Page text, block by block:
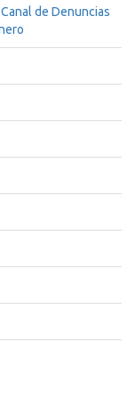
de Denuncias